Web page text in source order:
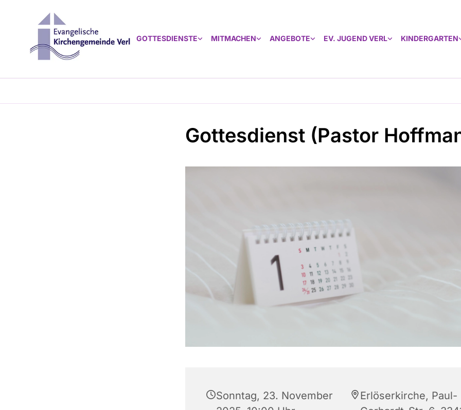
GOTTESDIENSTE MITMACHEN ANGEBOTE EV. JUGEND VERL KINDERGARTEN
Gottesdienst (Pastor
Sonntag, 23. November
Erlöserkirche, Paul-